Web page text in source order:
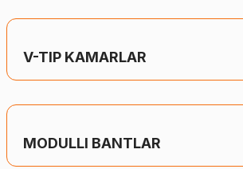
V-TIP KAMARLAR
MODULLI BANTLAR